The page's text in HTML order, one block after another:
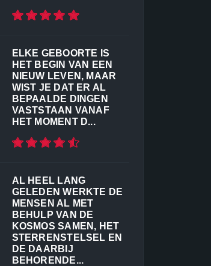
ELKE GEBOORTE IS
HET BEGIN VAN EEN
NIEUW LEVEN, MAAR
WIST JE DAT ER AL
BEPAALDE DINGEN
VASTSTAAN VANAF
HET MOMENT D...
AL HEEL LANG
GELEDEN WERKTE DE
MENSEN AL MET
BEHULP VAN DE
KOSMOS SAMEN, HET
STERRENSTELSEL EN
DE DAARBIJ
BEHORENDE...